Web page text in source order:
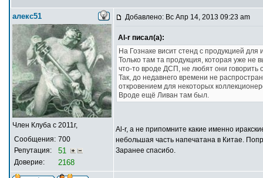
алекс51
Член Клуба с 2011г,
Сообщения: 700
Репутация:
51
Доверие: 2168
Добавлено: Вс Апр 14, 2013 09:23 am
Al-r писал(а):
На Гознаке висит стенд с продукцией для
Только там та продукция, которая уже не
что-то вроде ДСП, не любят они говорить
Так, до недавнего времени не
откровением для некоторых
Вроде ещё Ливан там был.
Al-r, а не припомните какие именно
небольшая часть напечатана в Китае.
Заранее спасибо.